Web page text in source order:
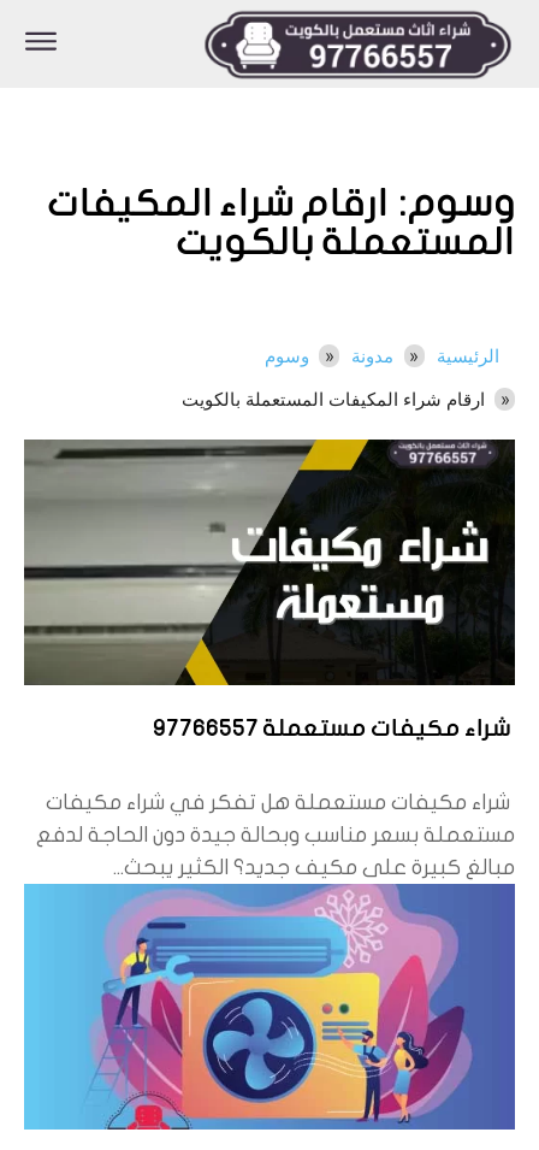
وسوم: ارقام شراء المكيفات
المستعملة بالكويت
الرئيسية مدونة
وسوم
ارقام شراء المكيفات المستعملة بالكويت
شراء مكيفات مستعملة 97766557
شراء مكيفات مستعملة هل تفكر في شراء مكيفات
مستعملة بسعر مناسب وبحالة جيدة دون الحاجة لدفع
مبالغ كبيرة على مكيف جديد؟ الكثير يبحث...